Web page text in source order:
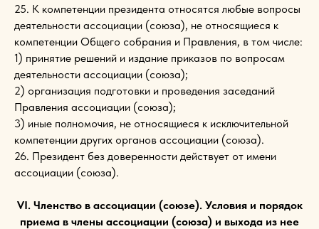
25. К компетенции президента относятся любые вопросы
деятельности ассоциации (союза), не относящиеся к
компетенции Общего собрания и Правления, в том числе:
1) принятие решений и издание приказов по вопросам
деятельности ассоциации (союза);
2) организация подготовки и проведения заседаний
Правления ассоциации (союза);
3) иные полномочия, не относящиеся к исключительной
компетенции других органов ассоциации (союза).
26. Президент без доверенности действует от имени
ассоциации (союза).
VI. Членство в ассоциации (союзе). Условия и порядок
приема в члены ассоциации (союза) и выхода из нее